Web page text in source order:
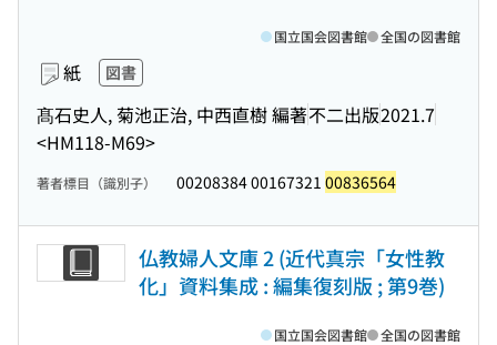
紙 図書
髙石史人, 菊池正治, 中西直樹 編著不二出版2021.7
<HM118-M69>
国立国会図書館 全国の図書館
著者標目（識別子） 00208384 00167321 00836564
仏教婦人文庫 2 (近代真宗「女性教
化」資料集成 : 編集復刻版 ; 第9巻)
国立国会図書館 全国の図書館